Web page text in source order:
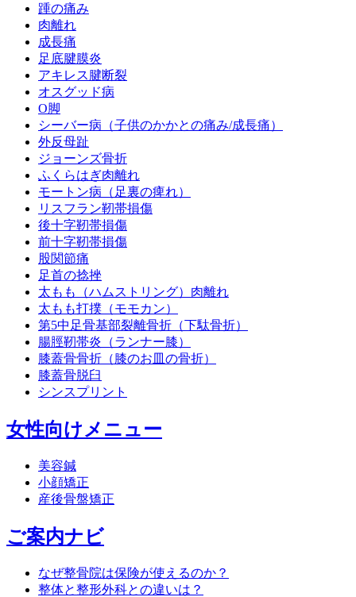
踵の痛み
肉離れ
成長痛
足底腱膜炎
アキレス腱断裂
オスグッド病
O脚
シーバー病（子供のかかとの痛み/成長痛）
外反母趾
ジョーンズ骨折
ふくらはぎ肉離れ
モートン病（足裏の痺れ）
リスフラン靭帯損傷
後十字靭帯損傷
前十字靭帯損傷
股関節痛
足首の捻挫
太もも（ハムストリング）肉離れ
太もも打撲（モモカン）
第5中足骨基部裂離骨折（下駄骨折）
腸脛靭帯炎（ランナー膝）
膝蓋骨骨折（膝のお皿の骨折）
膝蓋骨脱臼
シンスプリント
女性向けメニュー
美容鍼
小顔矯正
産後骨盤矯正
ご案内ナビ
なぜ整骨院は保険が使えるのか？
整体と整形外科との違いは？